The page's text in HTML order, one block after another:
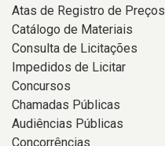
Atas de Registro de Preços
Catálogo de Materiais
Consulta de Licitações
Impedidos de Licitar
Concursos
Chamadas Públicas
Audiências Públicas
Concorrências